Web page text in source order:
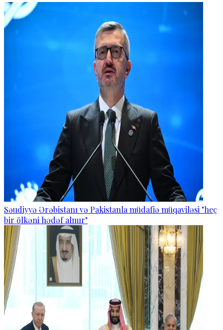
Səudiyyə Ərəbistanı və Pakistanla müdafiə müqaviləsi "heç
bir ölkəni hədəf almır"